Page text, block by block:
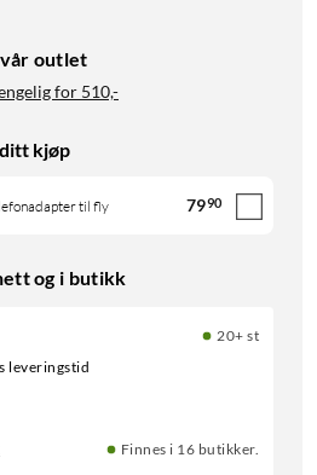
outlet
for 510,-
kjøp
til fly 7990
og i butikk
20+ st
leveringstid
Finnes i 16 butikker.